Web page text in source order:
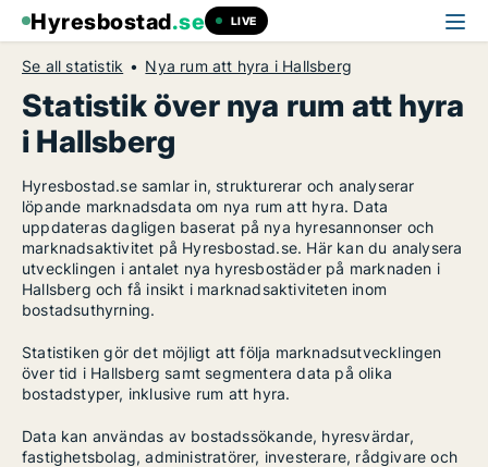
Hyresbostad.se LIVE
Se all statistik Nya rum att hyra i Hallsberg
Statistik över nya rum att hyra
i Hallsberg
Hyresbostad.se samlar in, strukturerar och analyserar
löpande marknadsdata om nya rum att hyra. Data
uppdateras dagligen baserat på nya hyresannonser och
marknadsaktivitet på Hyresbostad.se. Här kan du analysera
utvecklingen i antalet nya hyresbostäder på marknaden i
Hallsberg och få insikt i marknadsaktiviteten inom
bostadsuthyrning.
Statistiken gör det möjligt att följa marknadsutvecklingen
över tid i Hallsberg samt segmentera data på olika
bostadstyper, inklusive rum att hyra.
Data kan användas av bostadssökande, hyresvärdar,
fastighetsbolag, administratörer, investerare, rådgivare och